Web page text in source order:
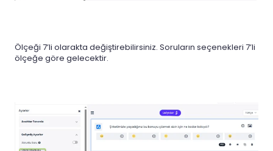
Ölçeği 7’li olarakta değiştirebilirsiniz. Soruların seçenekleri 7’li
ölçeğe göre gelecektir.